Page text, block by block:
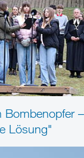
Bombenopfer
Lösung"